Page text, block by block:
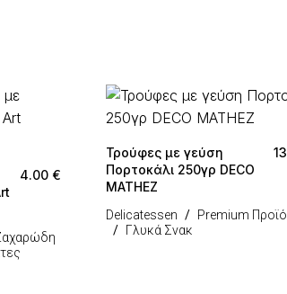
4.00 €
Τρούφες με γεύση
Πορτοκάλι 250γρ DECO
MATHEZ
Delicatessen
Premium
Γλυκά Σνακ